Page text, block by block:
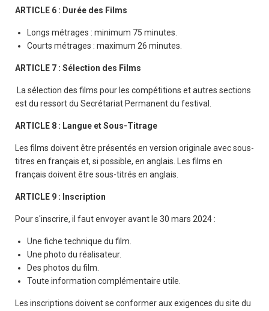
ARTICLE 6 : Durée des Films
Longs métrages : minimum 75 minutes.
Courts métrages : maximum 26 minutes.
ARTICLE 7 : Sélection des Films
La sélection des films pour les compétitions et autres sections
est du ressort du Secrétariat Permanent du festival.
ARTICLE 8 : Langue et Sous-Titrage
Les films doivent être présentés en version originale avec sous-
titres en français et, si possible, en anglais. Les films en
français doivent être sous-titrés en anglais.
ARTICLE 9 : Inscription
Pour s'inscrire, il faut envoyer avant le 30 mars 2024 :
Une fiche technique du film.
Une photo du réalisateur.
Des photos du film.
Toute information complémentaire utile.
Les inscriptions doivent se conformer aux exigences du site du